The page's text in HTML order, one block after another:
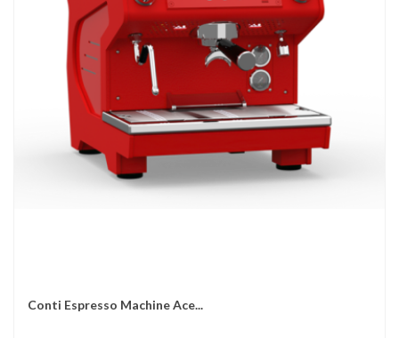
Conti Espresso Machine Ace...